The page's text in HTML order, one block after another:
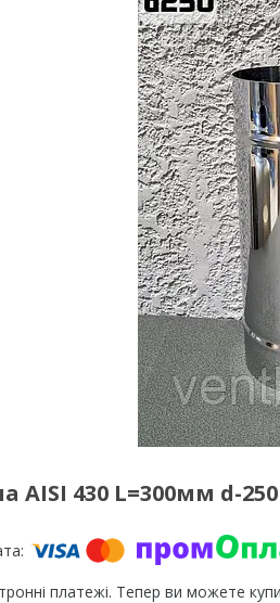
AISI 430 L=300мм d-250
платежі. Тепер ви можете